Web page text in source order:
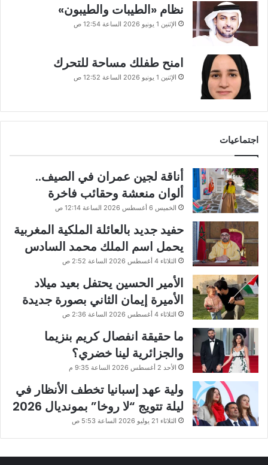
نظام «الطيبات والطيبون»
الإثنين 1 يونيو 2026 الساعة 12:54 ص
امنح طفلك مساحة للتحرك
الإثنين 1 يونيو 2026 الساعة 12:52 ص
اجتماعيات
أناقة لجين عمران في الصيف..
ألوان منعشة وحقائب فاخرة
الخميس 6 أغسطس 2026 الساعة 12:14 ص
حفيد جديد بالعائلة الملكية المغربية
يحمل اسم الملك محمد السادس
الثلاثاء 4 أغسطس 2026 الساعة 2:52 ص
الأمير الحسين يحتفل بعيد ميلاد
الأميرة إيمان الثاني بصورة جديدة
الثلاثاء 4 أغسطس 2026 الساعة 2:36 ص
ما حقيقة انفصال كريم بنزيما
والجزائرية لينا خضري؟
الأحد 2 أغسطس 2026 الساعة 9:35 م
ولية عهد إسبانيا تخطف الأنظار في
ليلة تتويج “لا روخا” بمونديال 2026
الثلاثاء 21 يوليو 2026 الساعة 5:53 ص